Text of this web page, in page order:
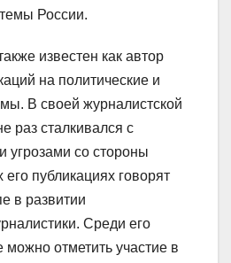
России.
известен как автор
на политические и
В своей журналистской
раз сталкивался с
угрозами со стороны
публикациях говорят
в развитии
Среди его
можно отметить участие в